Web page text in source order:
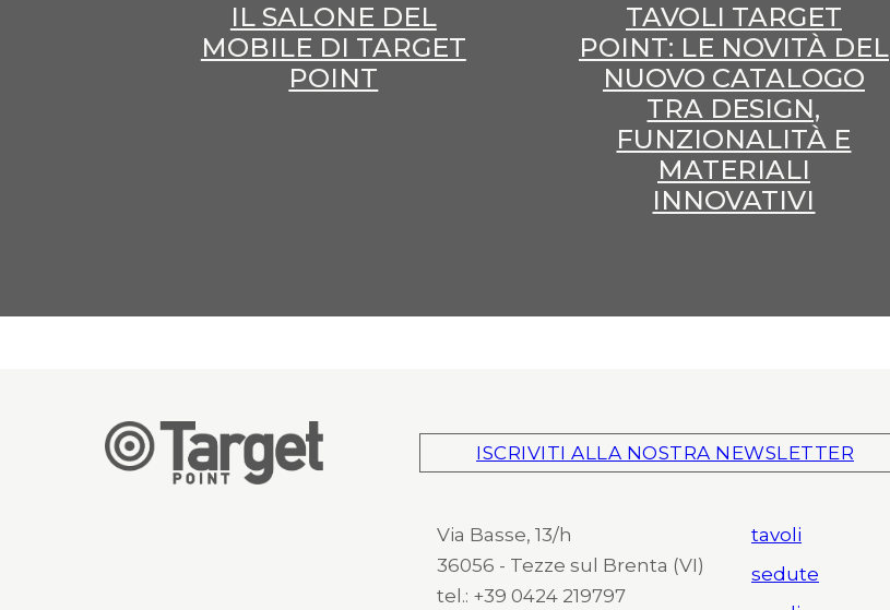
IL SALONE DEL
MOBILE DI TARGET
POINT
TAVOLI TARGET
POINT: LE NOVITÀ DEL
NUOVO CATALOGO
TRA DESIGN,
FUNZIONALITÀ E
MATERIALI
INNOVATIVI
ISCRIVITI ALLA NOSTRA NEWSLETTER
Via Basse, 13/h
36056 - Tezze sul Brenta (VI)
tel.: +39 0424 219797
tavoli
sedute